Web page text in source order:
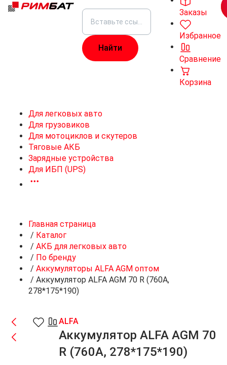
Заказы
Избранное
Сравнение
Корзина
Для легковых авто
Для грузовиков
Для мотоциклов и скутеров
Тяговые АКБ
Зарядные устройства
Для ИБП (UPS)
Главная страница
/ Каталог
/ АКБ для легковых авто
/ По бренду
/ Аккумуляторы ALFA AGM оптом
/ Аккумулятор ALFA AGM 70 R (760A,
278*175*190)
ALFA
Аккумулятор ALFA AGM 70
R (760A, 278*175*190)